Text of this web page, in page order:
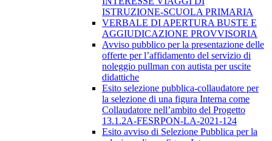
ISTRUZIONE-SCUOLA PRIMARIA
VERBALE DI APERTURA BUSTE E
AGGIUDICAZIONE PROVVISORIA
Avviso pubblico per la presentazione delle
offerte per l’affidamento del servizio di
noleggio pullman con autista per uscite
didattiche
Esito selezione pubblica-collaudatore per
la selezione di una figura Interna come
Collaudatore nell’ambito del Progetto
13.1.2A-FESRPON-LA-2021-124
Esito avviso di Selezione Pubblica per la